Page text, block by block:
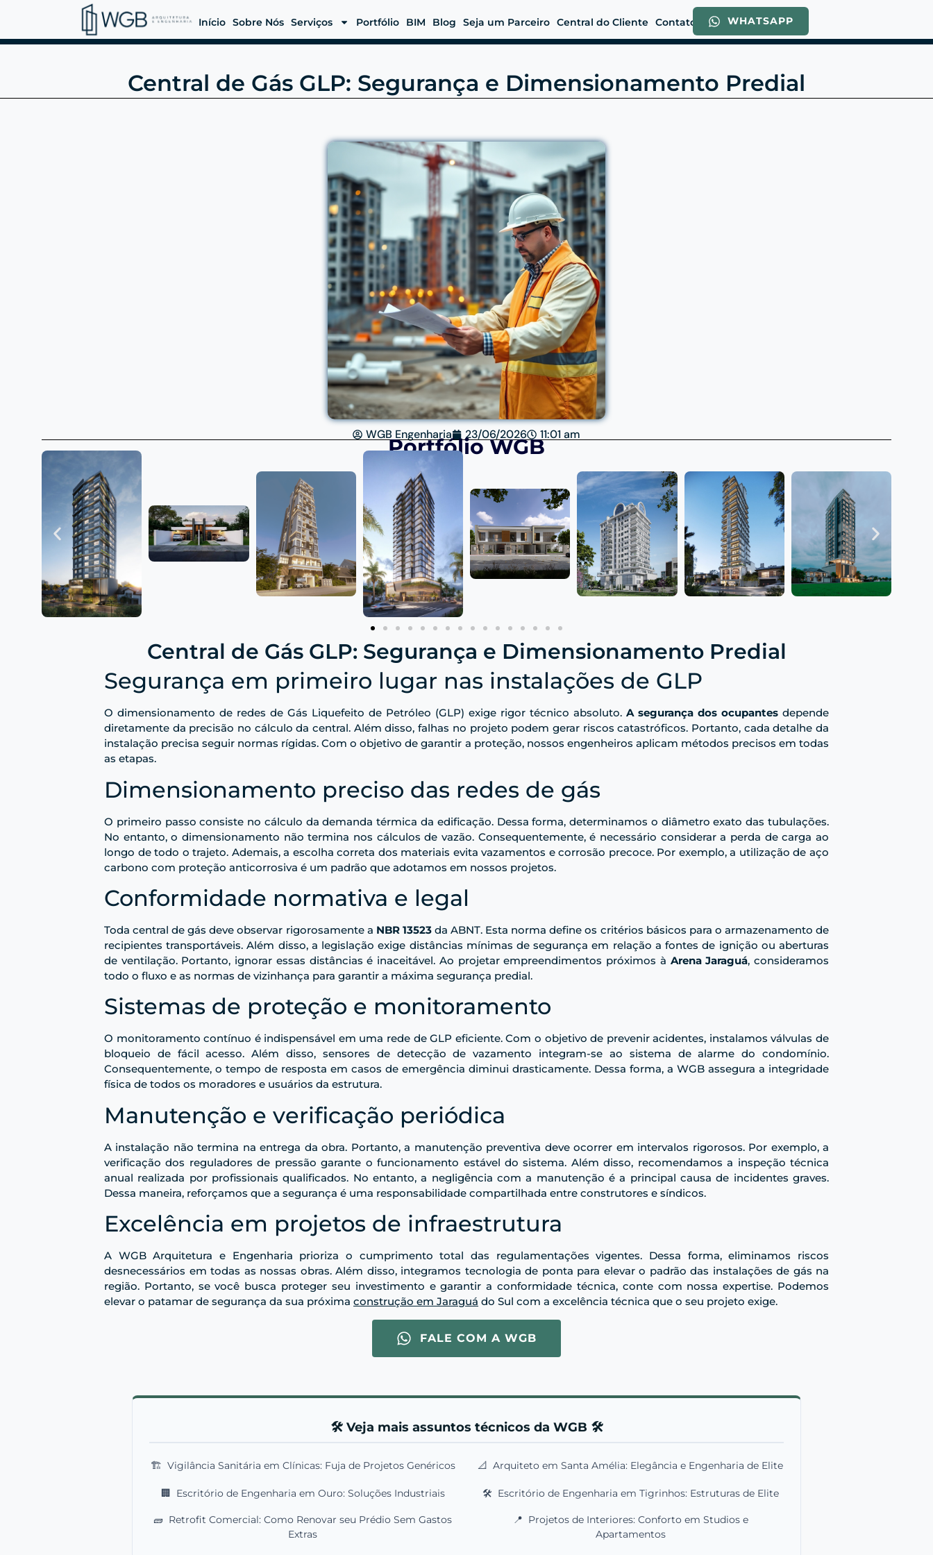
Início Sobre Nós Serviços Portfólio BIM Blog Seja um Parceiro Central do Cliente Contato WHATSAPP
Central de Gás GLP: Segurança e Dimensionamento Predial
WGB Engenharia 23/06/2026 11:01 am
Portfólio WGB
Central de Gás GLP: Segurança e Dimensionamento Predial
Segurança em primeiro lugar nas instalações de GLP
O dimensionamento de redes de Gás Liquefeito de Petróleo (GLP) exige rigor técnico absoluto. A segurança dos ocupantes depende
diretamente da precisão no cálculo da central. Além disso, falhas no projeto podem gerar riscos catastróficos. Portanto, cada detalhe da
instalação precisa seguir normas rígidas. Com o objetivo de garantir a proteção, nossos engenheiros aplicam métodos precisos em todas
as etapas.
Dimensionamento preciso das redes de gás
O primeiro passo consiste no cálculo da demanda térmica da edificação. Dessa forma, determinamos o diâmetro exato das tubulações.
No entanto, o dimensionamento não termina nos cálculos de vazão. Consequentemente, é necessário considerar a perda de carga ao
longo de todo o trajeto. Ademais, a escolha correta dos materiais evita vazamentos e corrosão precoce. Por exemplo, a utilização de aço
carbono com proteção anticorrosiva é um padrão que adotamos em nossos projetos.
Conformidade normativa e legal
Toda central de gás deve observar rigorosamente a NBR 13523da ABNT. Esta norma define os critérios básicos para o armazenamento de
recipientes transportáveis. Além disso, a legislação exige distâncias mínimas de segurança em relação a fontes de ignição ou aberturas
de ventilação. Portanto, ignorar essas distâncias é inaceitável. Ao projetar empreendimentos próximos à Arena Jaraguá, consideramos
todo o fluxo e as normas de vizinhança para garantir a máxima segurança predial.
Sistemas de proteção e monitoramento
O monitoramento contínuo é indispensável em uma rede de GLP eficiente. Com o objetivo de prevenir acidentes, instalamos válvulas de
bloqueio de fácil acesso. Além disso, sensores de detecção de vazamento integram-se ao sistema de alarme do condomínio.
Consequentemente, o tempo de resposta em casos de emergência diminui drasticamente. Dessa forma, a WGB assegura a integridade
física de todos os moradores e usuários da estrutura.
Manutenção e verificação periódica
A instalação não termina na entrega da obra. Portanto, a manutenção preventiva deve ocorrer em intervalos rigorosos. Por exemplo, a
verificação dos reguladores de pressão garante o funcionamento estável do sistema. Além disso, recomendamos a inspeção técnica
anual realizada por profissionais qualificados. No entanto, a negligência com a manutenção é a principal causa de incidentes graves.
Dessa maneira, reforçamos que a segurança é uma responsabilidade compartilhada entre construtores e síndicos.
Excelência em projetos de infraestrutura
A WGB Arquitetura e Engenharia prioriza o cumprimento total das regulamentações vigentes. Dessa forma, eliminamos riscos
desnecessários em todas as nossas obras. Além disso, integramos tecnologia de ponta para elevar o padrão das instalações de gás na
região. Portanto, se você busca proteger seu investimento e garantir a conformidade técnica, conte com nossa expertise. Podemos
elevar o patamar de segurança da sua próxima construção em Jaraguá do Sul com a excelência técnica que o seu projeto exige.
FALE COM A WGB
🛠️ Veja mais assuntos técnicos da WGB 🛠️
🏗️ Vigilância Sanitária em Clínicas: Fuja de Projetos Genéricos 📐 Arquiteto em Santa Amélia: Elegância e Engenharia de Elite
🏢 Escritório de Engenharia em Ouro: Soluções Industriais 🛠️ Escritório de Engenharia em Tigrinhos: Estruturas de Elite
🧱 Retrofit Comercial: Como Renovar seu Prédio Sem Gastos
Extras
📍 Projetos de Interiores: Conforto em Studios e
Apartamentos